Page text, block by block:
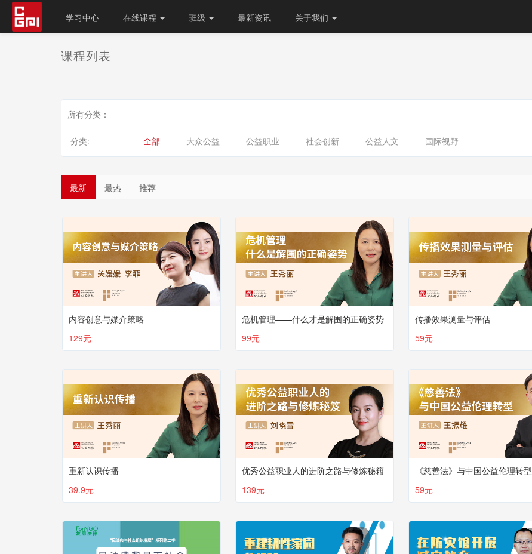
学习中心 在线课程 班级 最新资讯 关于我们
课程列表
所有分类：
分类: 全部 大众公益 公益职业 社会创新 公益人文 国际视野
最新 最热 推荐
内容创意与媒介策略
129元
危机管理——什么才是解围的正确姿势
99元
传播效果测量与评估
59元
重新认识传播
39.9元
优秀公益职业人的进阶之路与修炼秘籍
139元
《慈善法》与中国公益伦理转型
59元